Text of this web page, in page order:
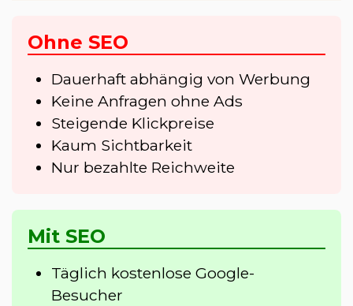
Ohne SEO
Dauerhaft abhängig von Werbung
Keine Anfragen ohne Ads
Steigende Klickpreise
Kaum Sichtbarkeit
Nur bezahlte Reichweite
Mit SEO
Täglich kostenlose Google-
Besucher